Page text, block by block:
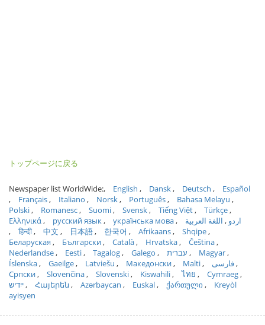
トップページに戻る
Newspaper list WorldWide: English Dansk Deutsch
Español
Français
Italiano Norsk Português
Bahasa Melayu
Polski
Romanesc Suomi Svensk Tiếng Việt
Türkçe
Ελληνικά
русский язык українська мова اردو
اللغة العربية
हिन्दी
中文 日本語 한국어 Afrikaans
Shqipe
Беларуская
Български Català Hrvatska
Čeština
Nederlandse
Eesti Tagalog Galego עברית
Magyar
Íslenska
Gaeilge Latviešu Македонски Malti
فارسی
Српски
Slovenčina Slovenski Kiswahili ไทย
Cymraeg
ייִדיש
Հայերեն Azərbaycan Euskal ქართული
Kreyòl
ayisyen